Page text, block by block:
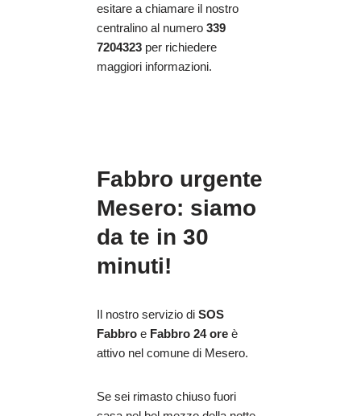
esitare a chiamare il nostro
centralino al numero 339
7204323 per richiedere
maggiori informazioni.
Fabbro urgente
Mesero: siamo
da te in 30
minuti!
Il nostro servizio di SOS
Fabbro e Fabbro 24 ore è
attivo nel comune di Mesero.
Se sei rimasto chiuso fuori